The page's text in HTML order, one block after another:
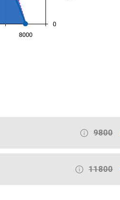
8000
0
9800
11800